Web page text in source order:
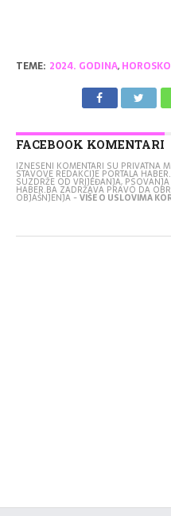
TEME: 2024. GODINA,
FACEBOOK KOMENTARI
IZNESENI KOMENTARI SU PRIVATNA
STAVOVE REDAKCIJE PORTALA
SUZDRŽE OD VRIJEĐANJA,
HABER.BA ZADRŽAVA PRAVO DA
OBJAŠNJENJA -VIŠE O USLOVIMA